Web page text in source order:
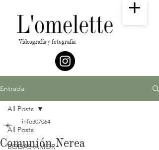
Videografía y fotografía
Entrada
All Posts
BODAS-AMOR
All Posts
Comunión Nerea
info307064